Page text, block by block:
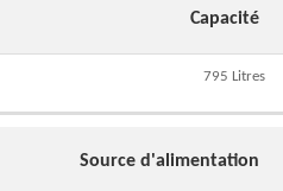
Capacité
795 Litres
Source d'alimentation